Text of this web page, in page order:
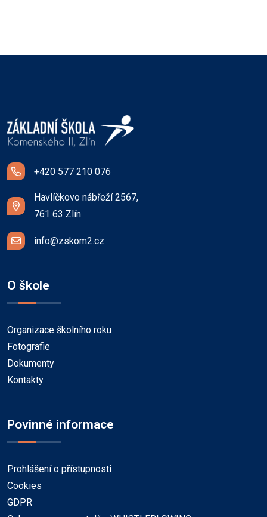
+420 577 210 076
Havlíčkovo nábřeží 2567,
761 63 Zlín
info@zskom2.cz
O škole
Organizace školního roku
Fotografie
Dokumenty
Kontakty
Povinné informace
Prohlášení o přístupnosti
Cookies
GDPR